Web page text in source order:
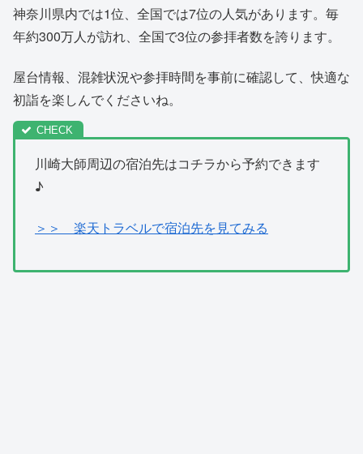
神奈川県内では1位、全国では7位の人気があります。毎
年約300万人が訪れ、全国で3位の参拝者数を誇ります。
屋台情報、混雑状況や参拝時間を事前に確認して、快適な
初詣を楽しんでくださいね。
川崎大師周辺の宿泊先はコチラから予約できます
♪
＞＞ 楽天トラベルで宿泊先を見てみる